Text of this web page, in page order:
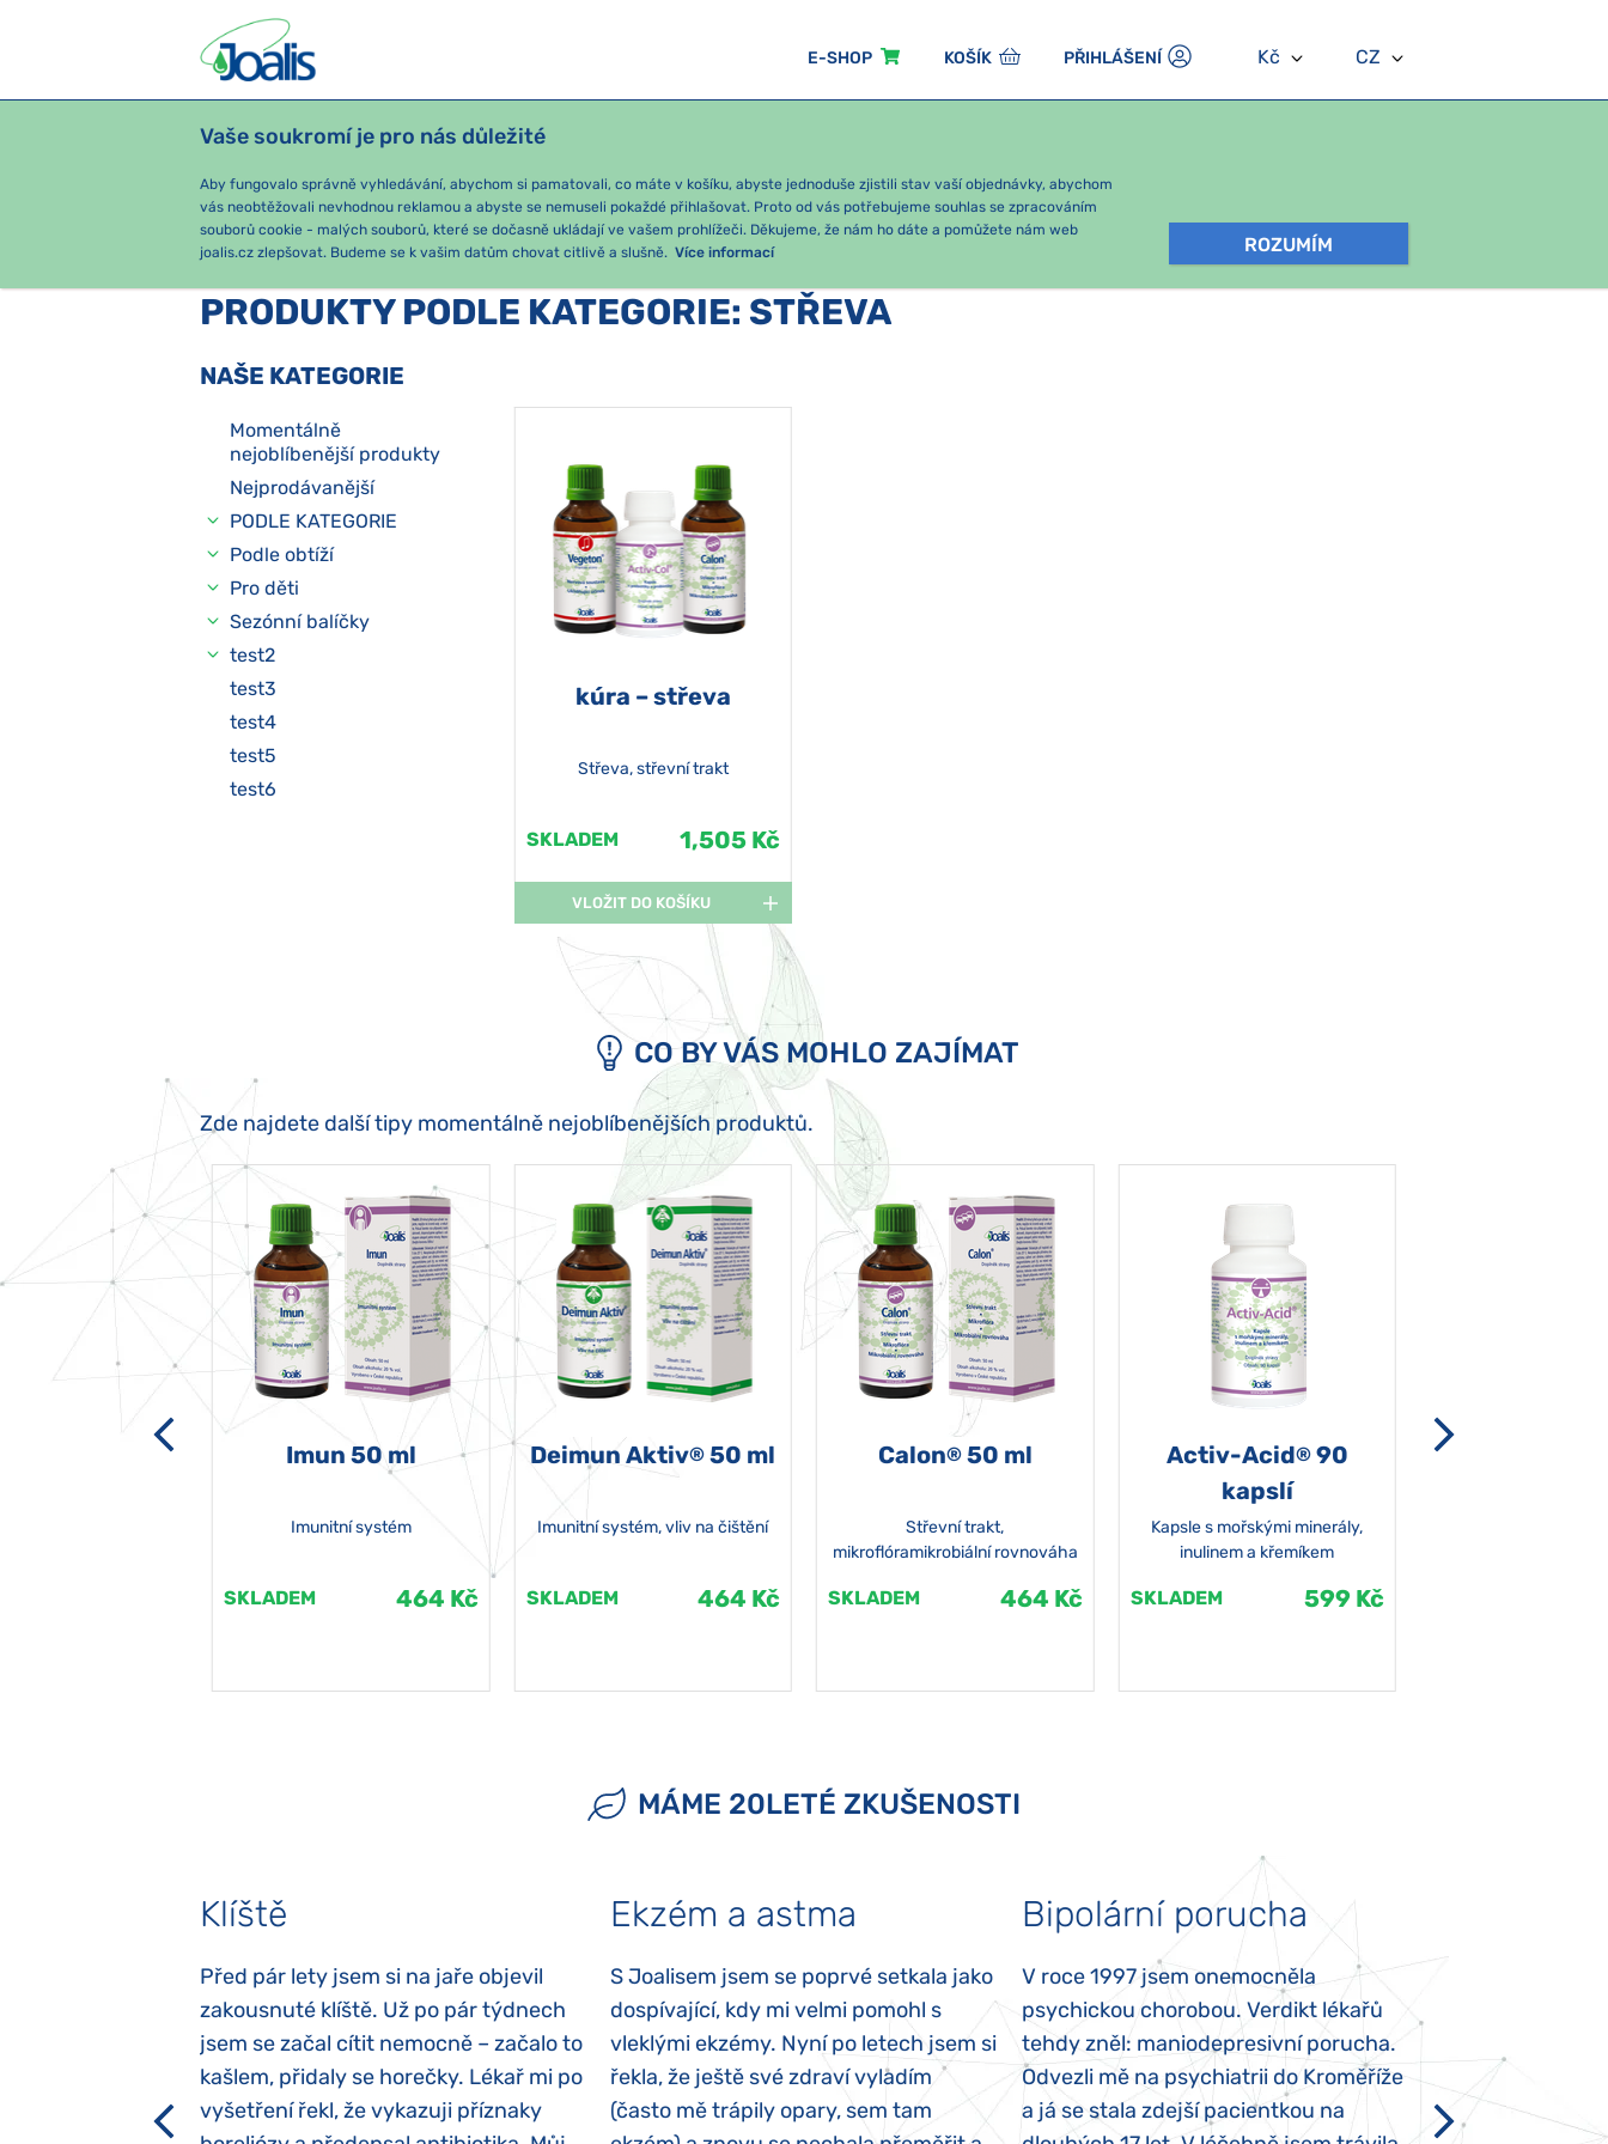
E-SHOP KOŠÍK PŘIHLÁŠENÍ Kč CZ
Vaše soukromí je pro nás důležité
Aby fungovalo správně vyhledávání, abychom si pamatovali, co máte v košíku, abyste jednoduše zjistili stav vaší objednávky, abychom
vás neobtěžovali nevhodnou reklamou a abyste se nemuseli pokaždé přihlašovat. Proto od vás potřebujeme souhlas se zpracováním
souborů cookie - malých souborů, které se dočasně ukládají ve vašem prohlížeči. Děkujeme, že nám ho dáte a pomůžete nám web
joalis.cz zlepšovat. Budeme se k vašim datům chovat citlivě a slušně. Více informací ROZUMÍM
PRODUKTY PODLE OBTÍŽÍ SEZÓNNÍ BALÍČKY
PRODUKTY PODLE KATEGORIE: STŘEVA
NAŠE KATEGORIE
Momentálně
nejoblíbenější produkty
Nejprodávanější
PODLE KATEGORIE
Podle obtíží
Pro děti
Sezónní balíčky
test2
test3
test4
test5
test6
kúra – střeva
Střeva, střevní trakt
SKLADEM 1,505 Kč
VLOŽIT DO KOŠÍKU
CO BY VÁS MOHLO ZAJÍMAT
Zde najdete další tipy momentálně nejoblíbenějších produktů.
Imun 50 ml
Imunitní systém
SKLADEM 464 Kč
Deimun Aktiv® 50 ml
Imunitní systém, vliv na čištění
SKLADEM 464 Kč
Calon®50 ml
Střevní trakt,
mikroflóramikrobiální rovnováha
SKLADEM 464 Kč
Activ-Acid®90
kapslí
Kapsle s mořskými minerály,
inulinem a křemíkem
SKLADEM 599 Kč
MÁME 20LETÉ ZKUŠENOSTI
Klíště
Před pár lety jsem si na jaře objevil
zakousnuté klíště. Už po pár týdnech
jsem se začal cítit nemocně – začalo to
kašlem, přidaly se horečky. Lékař mi po
vyšetření řekl, že vykazuji příznaky
Ekzém a astma
S Joalisem jsem se poprvé setkala jako
dospívající, kdy mi velmi pomohl s
vleklými ekzémy. Nyní po letech jsem si
řekla, že ještě své zdraví vyladím
(často mě trápily opary, sem tam
Bipolární porucha
V roce 1997 jsem onemocněla
psychickou chorobou. Verdikt lékařů
tehdy zněl: maniodepresivní porucha.
Odvezli mě na psychiatrii do Kroměříže
a já se stala zdejší pacientkou na
narození,
který je u